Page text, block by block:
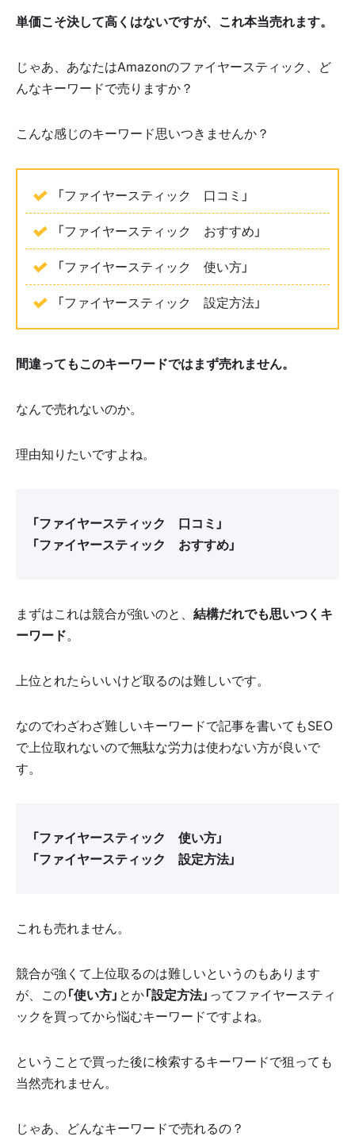
単価こそ決して高くはないですが、これ本当売れます。
じゃあ、あなたはAmazonのファイヤースティック、ど
んなキーワードで売りますか？
こんな感じのキーワード思いつきませんか？
「ファイヤースティック 口コミ」
「ファイヤースティック おすすめ」
「ファイヤースティック 使い方」
「ファイヤースティック 設定方法」
間違ってもこのキーワードではまず売れません。
なんで売れないのか。
理由知りたいですよね。
「ファイヤースティック 口コミ」
「ファイヤースティック おすすめ」
まずはこれは競合が強いのと、 結構だれでも思いつくキ
ーワード。
上位とれたらいいけど取るのは難しいです。
なのでわざわざ難しいキーワードで記事を書いてもSEO
で上位取れないので無駄な労力は使わない方が良いで
す。
「ファイヤースティック 使い方」
「ファイヤースティック 設定方法」
これも売れません。
競合が強くて上位取るのは難しいというのもあります
が、この「使い方」 とか「設定方法」 ってファイヤースティ
ックを買ってから悩むキーワードですよね。
ということで買った後に検索するキーワードで狙っても
当然売れません。
じゃあ、どんなキーワードで売れるの？